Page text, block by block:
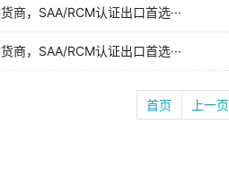
商，SAA/RCM认证出口首选···
商，SAA/RCM认证出口首选···
首页 上一页